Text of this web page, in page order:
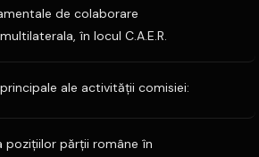
de colaborare
în locul C.A.E.R.
ale activităţii comisiei:
poziţiilor părţii române în